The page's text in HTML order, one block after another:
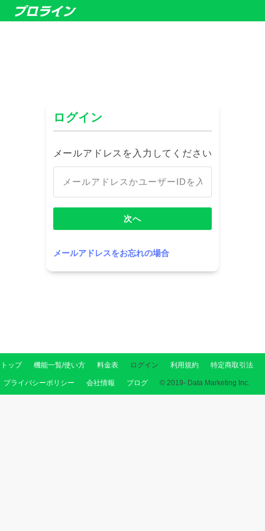
ログイン
メールアドレスを入力してください
次へ
メールアドレスをお忘れの場合
トップ 機能一覧/使い方 料金表 ログイン 利用規約 特定商取引法
プライバシーポリシー 会社情報 ブログ © 2019- Data Marketing Inc.